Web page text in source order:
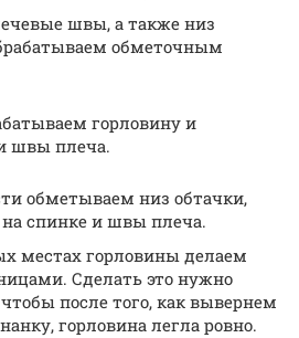
швы, а также низ
обметочным
горловину и
швы плеча.
обметываем низ обтачки,
спинке и швы плеча.
местах горловины делаем
Сделать это нужно
после того, как вывернем
горловина легла ровно.